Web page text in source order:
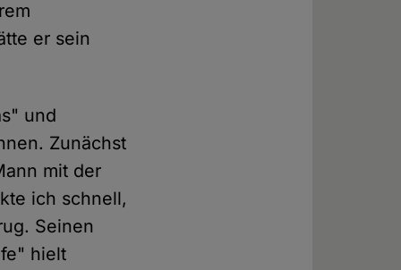
er sein
und
Zunächst
mit der
ich schnell,
Seinen
hielt